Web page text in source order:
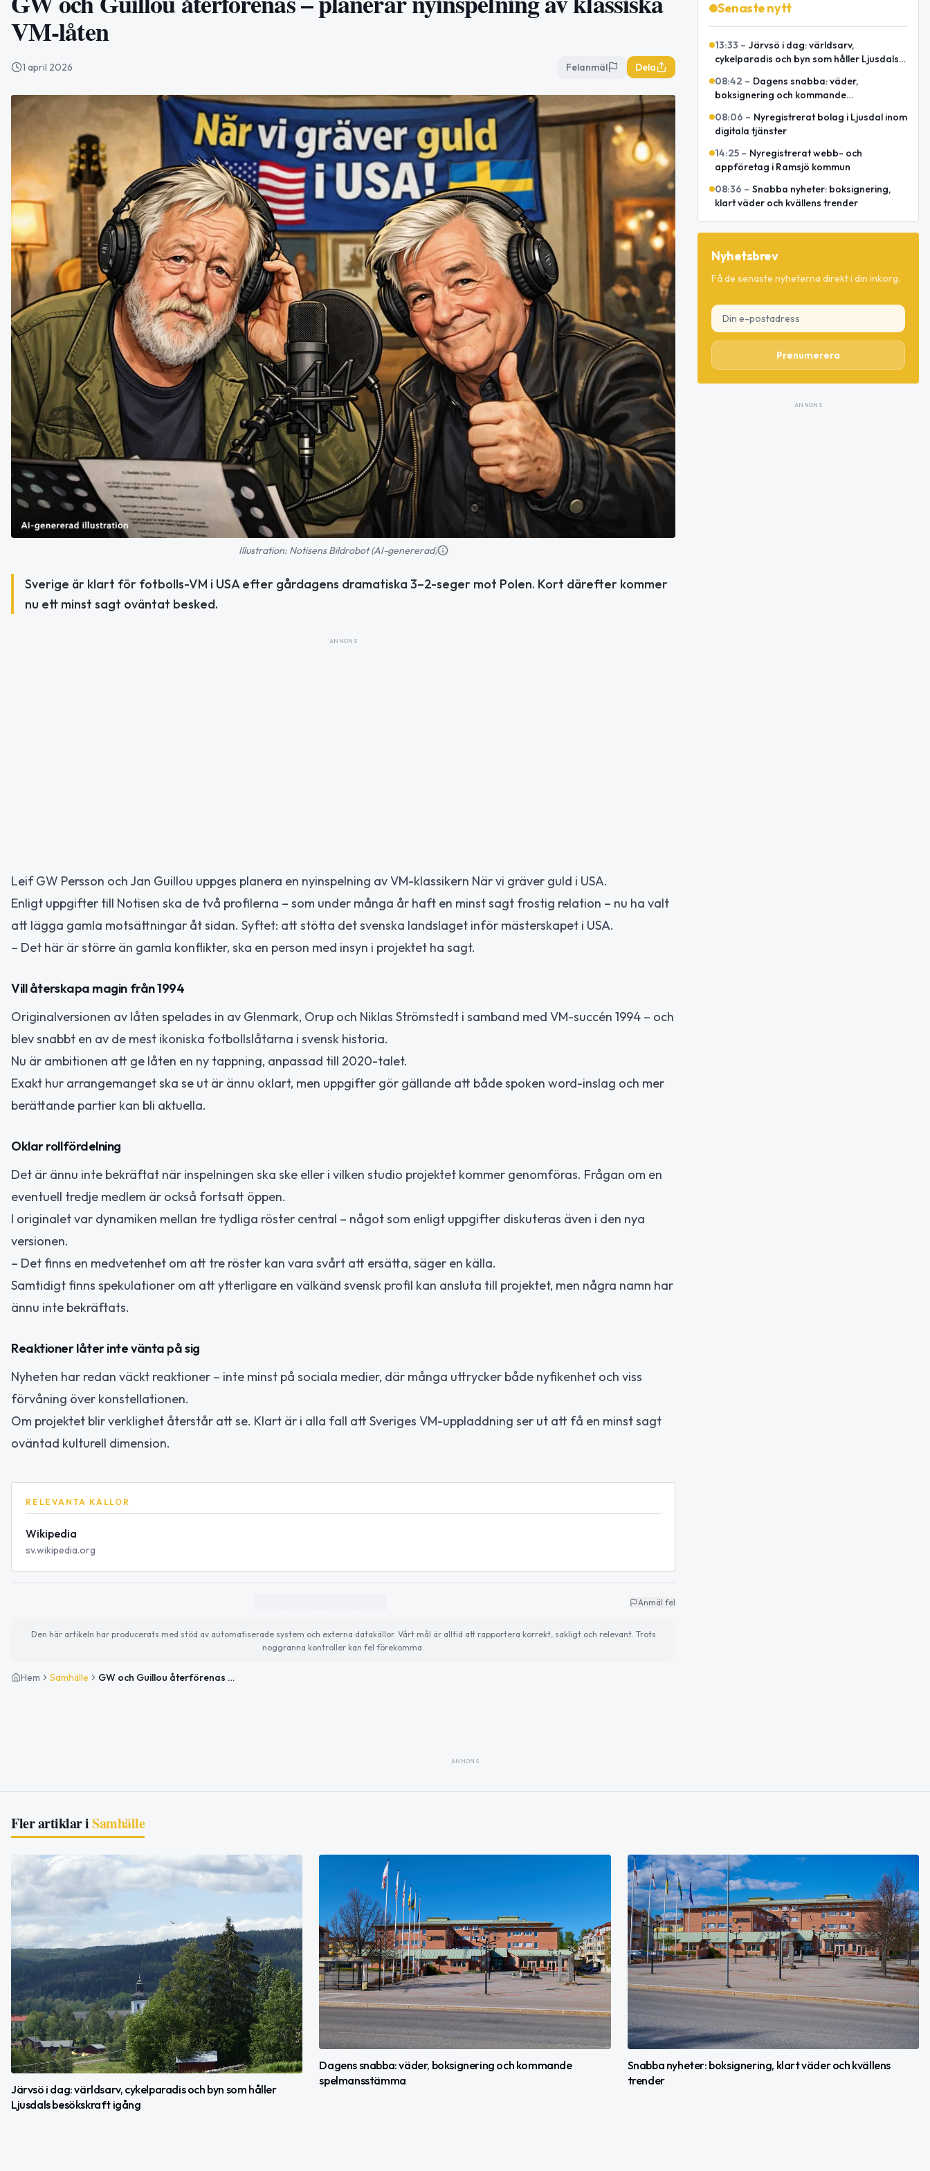
VM-låten
1 april 2026 Felanmäl Dela
Illustration: Notisens Bildrobot (AI-genererad)
Sverige är klart för fotbolls-VM i USA efter gårdagens dramatiska 3–2-seger mot Polen. Kort därefter kommer
nu ett minst sagt oväntat besked.
ANNONS
Leif GW Persson och Jan Guillou uppges planera en nyinspelning av VM-klassikern När vi gräver guld i USA.
Enligt uppgifter till Notisen ska de två profilerna – som under många år haft en minst sagt frostig relation – nu ha valt
att lägga gamla motsättningar åt sidan. Syftet: att stötta det svenska landslaget inför mästerskapet i USA.
– Det här är större än gamla konflikter, ska en person med insyn i projektet ha sagt.
Vill återskapa magin från 1994
Originalversionen av låten spelades in av Glenmark, Orup och Niklas Strömstedt i samband med VM-succén 1994 – och
blev snabbt en av de mest ikoniska fotbollslåtarna i svensk historia.
Nu är ambitionen att ge låten en ny tappning, anpassad till 2020-talet.
Exakt hur arrangemanget ska se ut är ännu oklart, men uppgifter gör gällande att både spoken word-inslag och mer
berättande partier kan bli aktuella.
Oklar rollfördelning
Det är ännu inte bekräftat när inspelningen ska ske eller i vilken studio projektet kommer genomföras. Frågan om en
eventuell tredje medlem är också fortsatt öppen.
I originalet var dynamiken mellan tre tydliga röster central – något som enligt uppgifter diskuteras även i den nya
versionen.
– Det finns en medvetenhet om att tre röster kan vara svårt att ersätta, säger en källa.
Samtidigt finns spekulationer om att ytterligare en välkänd svensk profil kan ansluta till projektet, men några namn har
ännu inte bekräftats.
Reaktioner låter inte vänta på sig
Nyheten har redan väckt reaktioner – inte minst på sociala medier, där många uttrycker både nyfikenhet och viss
förvåning över konstellationen.
Om projektet blir verklighet återstår att se. Klart är i alla fall att Sveriges VM-uppladdning ser ut att få en minst sagt
oväntad kulturell dimension.
RELEVANTA KÄLLOR
Wikipedia
sv.wikipedia.org
Anmäl fel
Den här artikeln har producerats med stöd av automatiserade system och externa datakällor. Vårt mål är alltid att rapportera korrekt, sakligt och relevant. Trots
noggranna kontroller kan fel förekomma.
Hem Samhälle GW och Guillou återförenas – planerar nyinspelning av klassiska VM-låten
Senaste nytt
13:33 – Järvsö i dag: världsarv,
cykelparadis och byn som håller Ljusdals
08:42 – Dagens snabba: väder,
boksignering och kommande
08:06 – Nyregistrerat bolag i Ljusdal inom
digitala tjänster
14:25 – Nyregistrerat webb- och
appföretag i Ramsjö kommun
08:36 – Snabba nyheter: boksignering,
klart väder och kvällens trender
Nyhetsbrev
Få de senaste nyheterna direkt i din inkorg.
Prenumerera
ANNONS
ANNONS
Fler artiklar iSamhälle
Järvsö i dag: världsarv, cykelparadis och byn som håller
Ljusdals besökskraft igång
Dagens snabba: väder, boksignering och kommande
spelmansstämma
Snabba nyheter: boksignering, klart väder och kvällens
trender